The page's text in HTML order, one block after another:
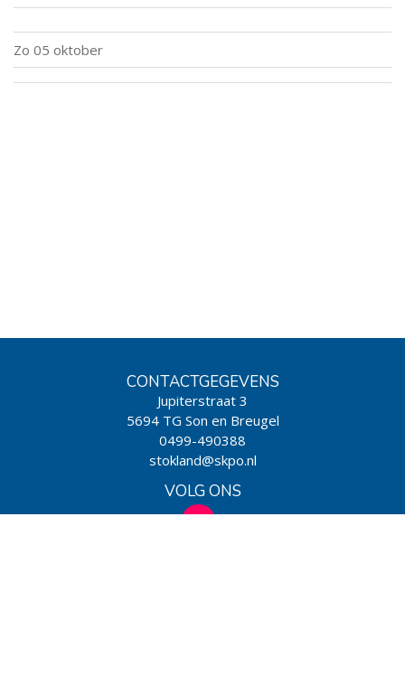
Zo 05 oktober
CONTACTGEGEVENS
Jupiterstraat 3
5694 TG Son en Breugel
0499-490388
stokland@skpo.nl
VOLG ONS